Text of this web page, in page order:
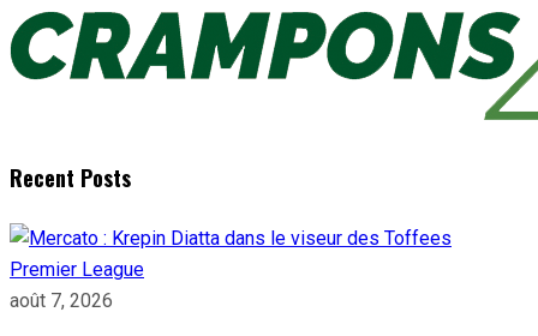
Recent Posts
Premier League
août 7, 2026